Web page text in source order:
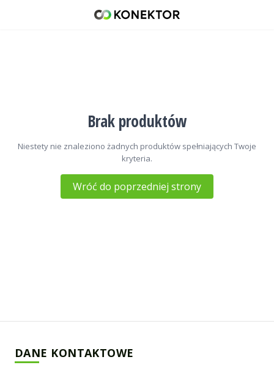
Brak produktów
Niestety nie znaleziono żadnych produktów spełniających Twoje
kryteria.
Wróć do poprzedniej strony
DANE KONTAKTOWE